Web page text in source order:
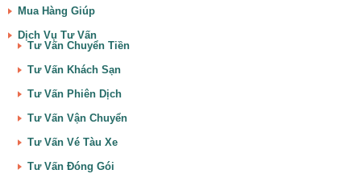
Mua Hàng Giúp
Dịch Vụ Tư Vấn
Tư Vấn Chuyển Tiền
Tư Vấn Khách Sạn
Tư Vấn Phiên Dịch
Tư Vấn Vận Chuyển
Tư Vấn Vé Tàu Xe
Tư Vấn Đóng Gói